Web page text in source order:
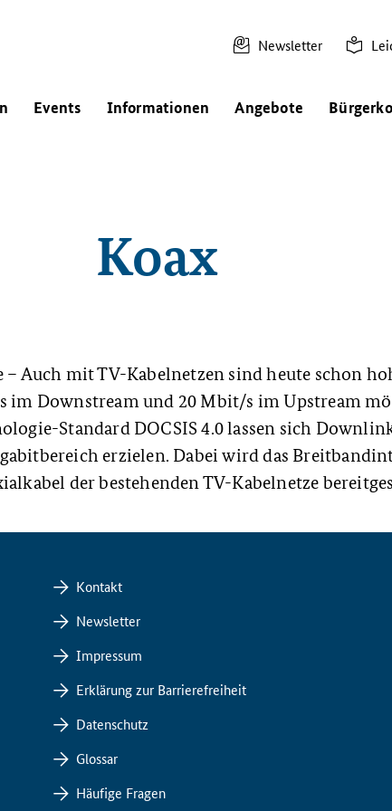
Newsletter
Events Informationen Angebote
Koax
– Auch mit TV-Kabelnetzen sind heute schon
im Downstream und 20 Mbit/s im Upstream
Standard DOCSIS 4.0 lassen sich
erzielen. Dabei wird das
der bestehenden TV-Kabelnetze
Kontakt
Newsletter
Impressum
Erklärung zur Barrierefreiheit
Datenschutz
Glossar
Häufige Fragen